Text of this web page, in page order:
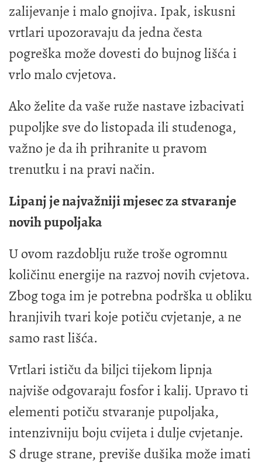
zalijevanje i malo gnojiva. Ipak, iskusni
vrtlari upozoravaju da jedna česta
pogreška može dovesti do bujnog lišća i
vrlo malo cvjetova.
Ako želite da vaše ruže nastave izbacivati
pupoljke sve do listopada ili studenoga,
važno je da ih prihranite u pravom
trenutku i na pravi način.
Lipanj je najvažniji mjesec za stvaranje
novih pupoljaka
U ovom razdoblju ruže troše ogromnu
količinu energije na razvoj novih cvjetova.
Zbog toga im je potrebna podrška u obliku
hranjivih tvari koje potiču cvjetanje, a ne
samo rast lišća.
Vrtlari ističu da biljci tijekom lipnja
najviše odgovaraju fosfor i kalij. Upravo ti
elementi potiču stvaranje pupoljaka,
intenzivniju boju cvijeta i dulje cvjetanje.
S druge strane, previše dušika može imati